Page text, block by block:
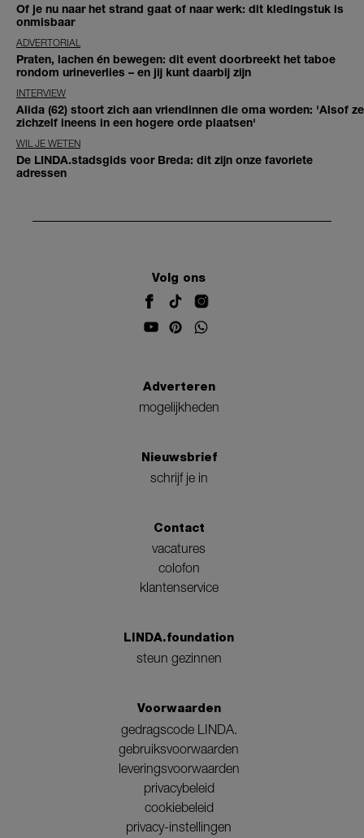
Of je nu naar het strand gaat of naar werk: dit kledingstuk is
onmisbaar
ADVERTORIAL
Praten, lachen én bewegen: dit event doorbreekt het taboe
rondom urineverlies – en jij kunt daarbij zijn
INTERVIEW
Alida (62) stoort zich aan vriendinnen die oma worden: 'Alsof ze
zichzelf ineens in een hogere orde plaatsen'
WIL JE WETEN
De LINDA.stadsgids voor Breda: dit zijn onze favoriete
adressen
Volg ons
Adverteren
mogelijkheden
Nieuwsbrief
schrijf je in
Contact
vacatures
colofon
klantenservice
LINDA.foundation
steun gezinnen
Voorwaarden
gedragscode LINDA.
gebruiksvoorwaarden
leveringsvoorwaarden
privacybeleid
cookiebeleid
privacy-instellingen